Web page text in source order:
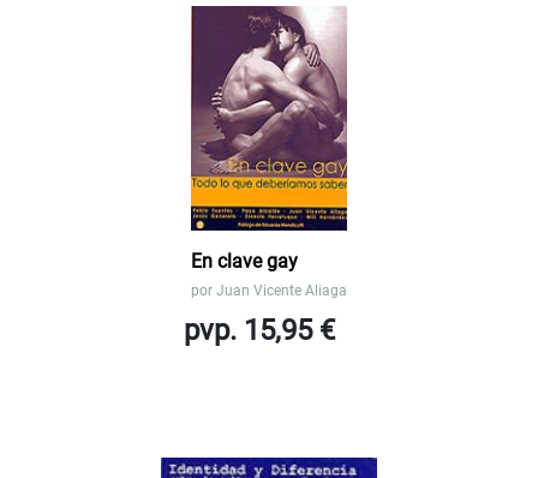
En clave gay
por Juan Vicente Aliaga
pvp. 15,95 €